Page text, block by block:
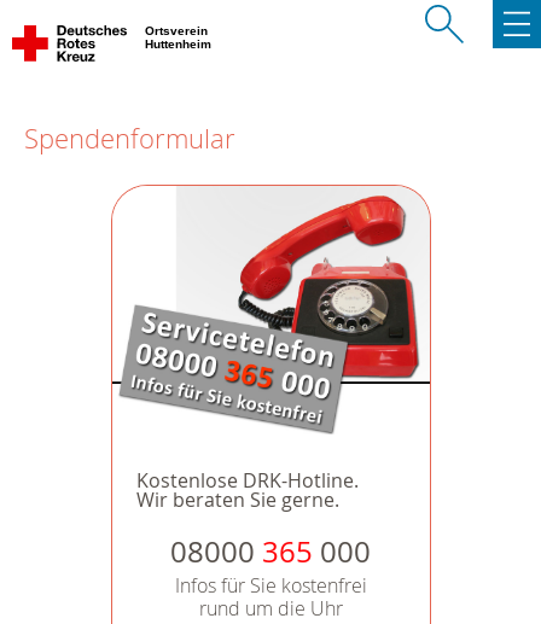
Ortsverein
Huttenheim
Spendenformular
Kostenlose DRK-Hotline.
Wir beraten Sie gerne.
08000 365 000
Infos für Sie kostenfrei
rund um die Uhr